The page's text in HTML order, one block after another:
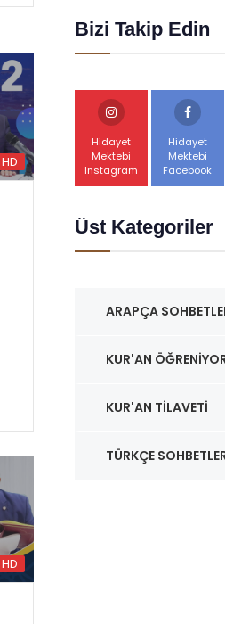
HD
HD
Bizi Takip Edin
Hidayet
Mektebi
Instagram
Hidayet
Mektebi
Facebook
Üst Kategoriler
ARAPÇA
KUR'AN
KUR'AN TILAVETI
TÜRKÇE